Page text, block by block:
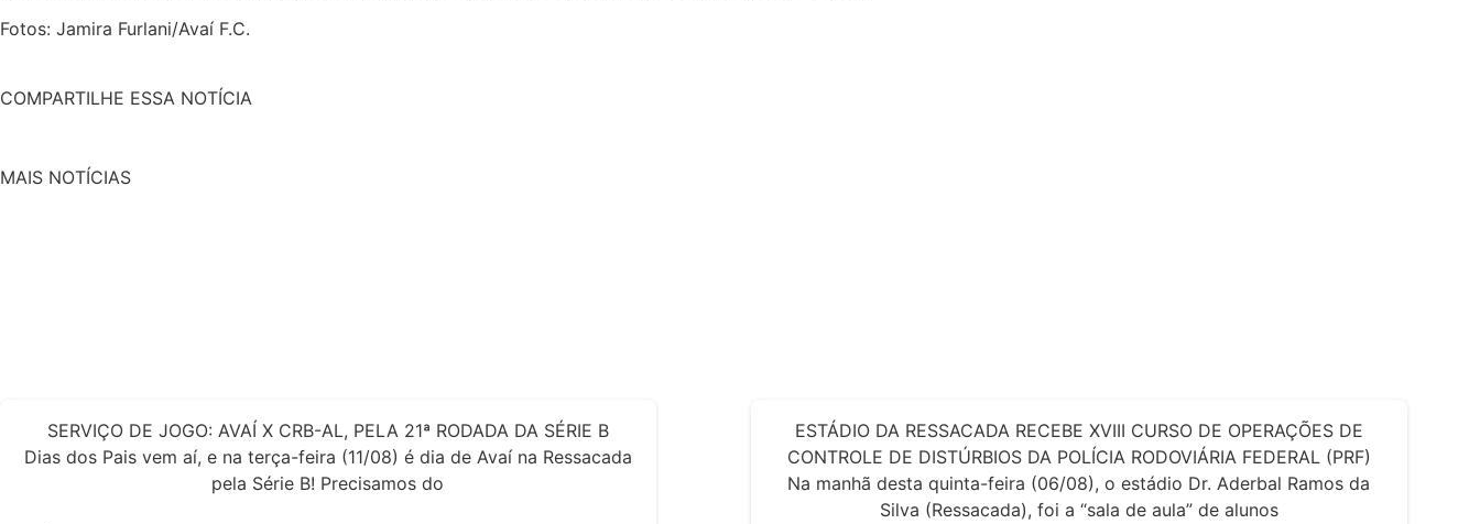
Fotos: Jamira Furlani/Avaí F.C.
COMPARTILHE ESSA NOTÍCIA
MAIS NOTÍCIAS
SERVIÇO DE JOGO: AVAÍ X CRB-AL, PELA 21ª RODADA DA SÉRIE B
Dias dos Pais vem aí, e na terça-feira (11/08) é dia de Avaí na Ressacada
pela Série B! Precisamos do
ESTÁDIO DA RESSACADA RECEBE XVIII CURSO DE OPERAÇÕES DE
CONTROLE DE DISTÚRBIOS DA POLÍCIA RODOVIÁRIA FEDERAL (PRF)
Na manhã desta quinta-feira (06/08), o estádio Dr. Aderbal Ramos da
Silva (Ressacada), foi a “sala de aula” de alunos